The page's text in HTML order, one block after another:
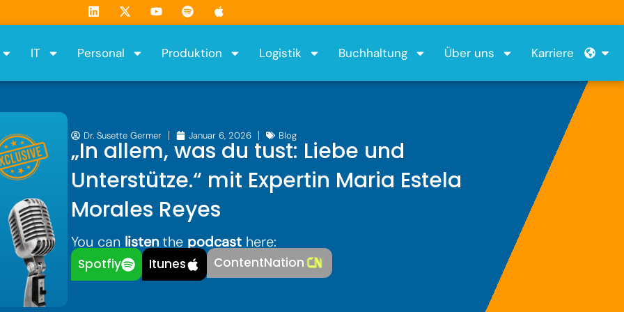
L
i
e
i
X
-
i
t
Y
o
e
S
p
i
y
A
p
e
IT Personal Produktion Logistik Buchhaltung Über uns Karriere
Dr. Susette Germer Januar 6, 2026 Blog
„In allem, was du tust: Liebe und
Unterstütze.“ mit Expertin Maria Estela
Morales Reyes
You can listenthe podcast here:
Spotfiy Itunes ContentNation